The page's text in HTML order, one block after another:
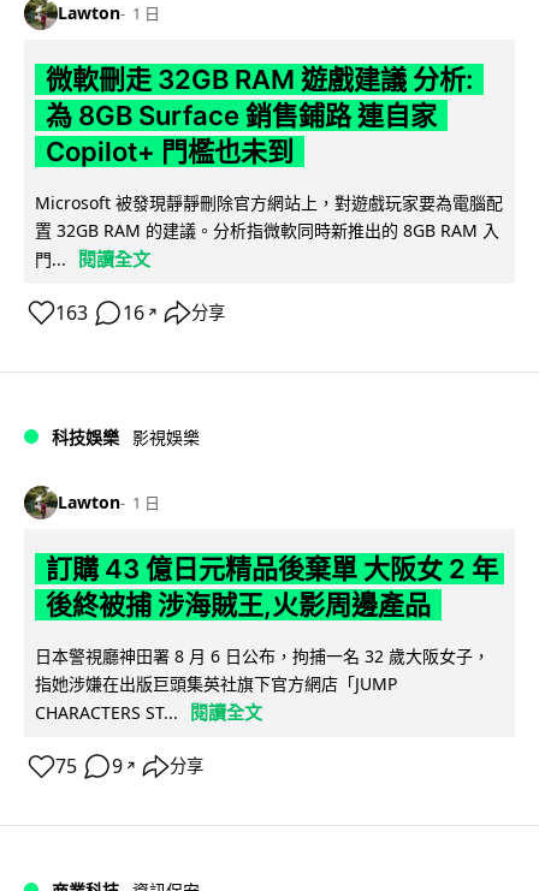
Lawton 1 日
微軟刪走 32GB RAM 遊戲建議 分析:
為 8GB Surface 銷售鋪路 連自家
Copilot+ 門檻也未到
Microsoft 被發現靜靜刪除官方網站上，對遊戲玩家要為電腦配
置 32GB RAM 的建議。分析指微軟同時新推出的 8GB RAM 入
門...
閱讀全文
163 16 ↗ 分享
科技娛樂 影視娛樂
Lawton 1 日
訂購 43 億日元精品後棄單 大阪女 2 年
後終被捕 涉海賊王,火影周邊產品
日本警視廳神田署 8 月 6 日公布，拘捕一名 32 歲大阪女子，
指她涉嫌在出版巨頭集英社旗下官方網店「JUMP
CHARACTERS ST...
閱讀全文
75 9 ↗ 分享